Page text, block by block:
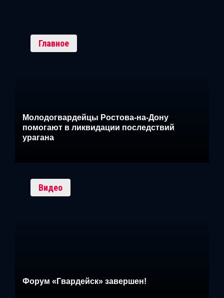
Главное
Молодогвардейцы Ростова-на-Дону
помогают в ликвидации последствий
урагана
Видео
Форум «Гвардейск» завершен!